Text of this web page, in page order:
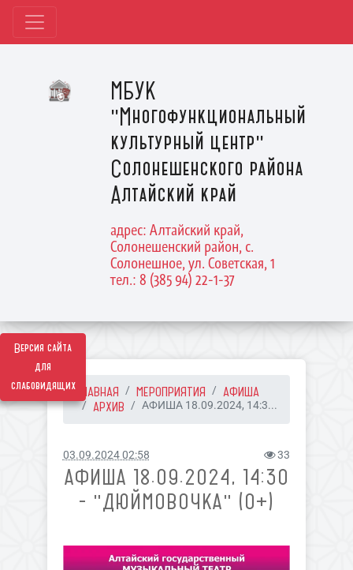
Версия сайта
для
слабовидящих
МБУК
"Многофункциональный
культурный центр"
Солонешенского района
Алтайский край
адрес: Алтайский край,
Солонешенский район, с.
Солонешное, ул. Советская, 1
тел.: 8 (385 94) 22-1-37
ГЛАВНАЯ МЕРОПРИЯТИЯ
АФИША
АРХИВ
АФИША 18.09.2024, 14:3...
03.09.2024 02:58 33
АФИША 18.09.2024, 14:30
- "ДЮЙМОВОЧКА" (0+)